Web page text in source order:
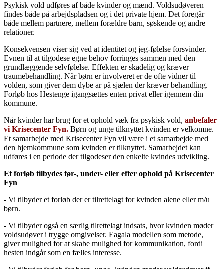
Psykisk vold udføres af både kvinder og mænd. Voldsudøveren
findes både på arbejdspladsen og i det private hjem. Det foregår
både mellem partnere, mellem forældre barn, søskende og andre
relationer.
Konsekvensen viser sig ved at identitet og jeg-følelse forsvinder.
Evnen til at tilgodese egne behov forringes sammen med den
grundlæggende selvfølelse. Effekten er skadelig og kræver
traumebehandling. Når børn er involveret er de ofte vidner til
volden, som giver dem dybe ar på sjælen der kræver behandling.
Forløb hos Hestenge igangsættes enten privat eller igennem din
kommune.
Når kvinder har brug for et ophold væk fra psykisk vold, anbefaler
vi Krisecenter Fyn. Børn og unge tilknyttet kvinden er velkomne.
Et samarbejde med Krisecenter Fyn vil være i et samarbejde med
den hjemkommune som kvinden er tilknyttet. Samarbejdet kan
udføres i en periode der tilgodeser den enkelte kvindes udvikling.
Et forløb tilbydes før-, under- eller efter ophold på Krisecenter
Fyn
- Vi tilbyder et forløb der er tilrettelagt for kvinden alene eller m/u
børn.
- Vi tilbyder også en særlig tilrettelagt indsats, hvor kvinden møder
voldsudøver i trygge omgivelser. Eagala modellen som metode,
giver mulighed for at skabe mulighed for kommunikation, fordi
hesten indgår som en fælles interesse.